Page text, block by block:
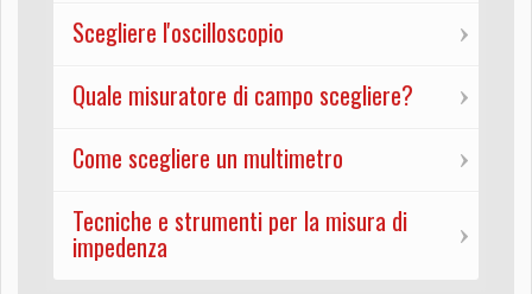
Scegliere l'oscilloscopio
Quale misuratore di campo scegliere?
Come scegliere un multimetro
Tecniche e strumenti per la misura di
impedenza